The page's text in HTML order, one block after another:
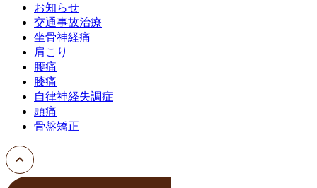
お知らせ
交通事故治療
坐骨神経痛
肩こり
腰痛
膝痛
自律神経失調症
頭痛
骨盤矯正